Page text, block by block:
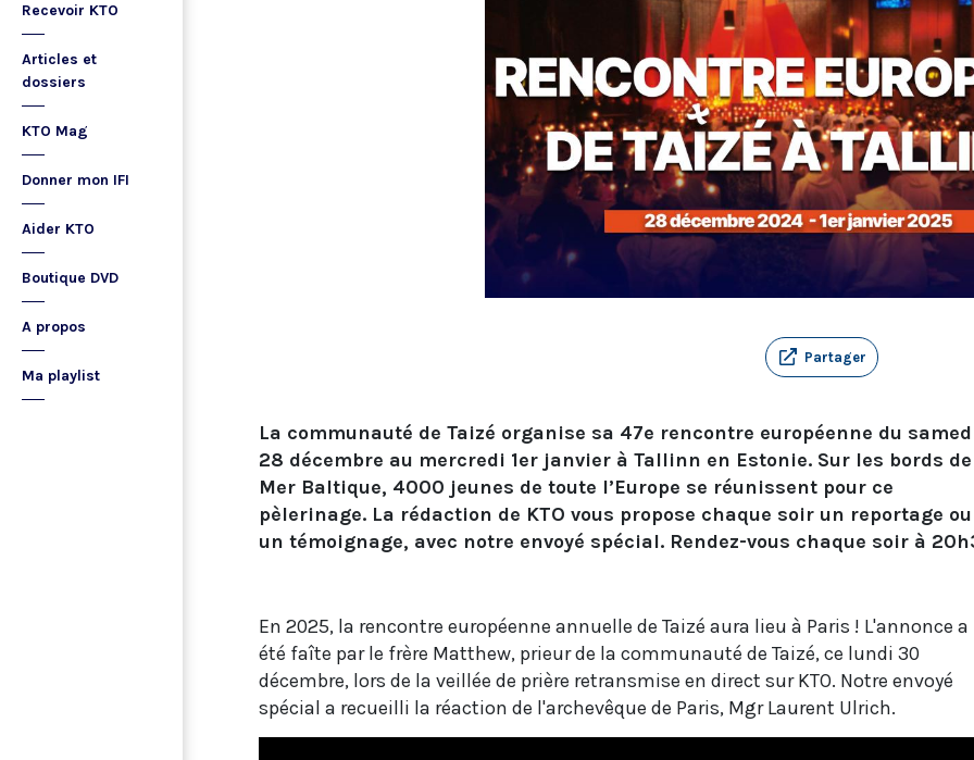
Recevoir KTO
Articles et
dossiers
KTO Mag
Donner mon IFI
Aider KTO
Boutique DVD
A propos
Ma playlist
Partager
La communauté de Taizé organise sa 47e rencontre européenne du
28 décembre au mercredi 1er janvier à Tallinn en Estonie. Sur les bords
Mer Baltique, 4000 jeunes de toute l’Europe se réunissent pour ce
pèlerinage. La rédaction de KTO vous propose chaque soir un reportage ou
un témoignage, avec notre envoyé spécial. Rendez-vous chaque soir à
En 2025, la rencontre européenne annuelle de Taizé aura lieu à Paris ! L'annonce a
été faîte par le frère Matthew, prieur de la communauté de Taizé, ce lundi 30
décembre, lors de la veillée de prière retransmise en direct sur KTO. Notre envoyé
spécial a recueilli la réaction de l'archevêque de Paris, Mgr Laurent Ulrich.